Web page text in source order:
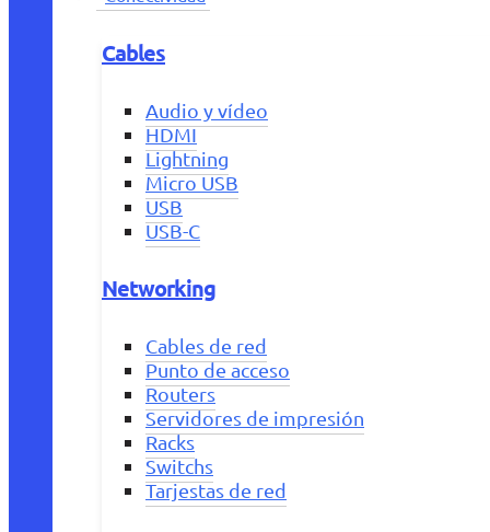
Cables
Audio y vídeo
HDMI
Lightning
Micro USB
USB
USB-C
Networking
Cables de red
Punto de acceso
Routers
Servidores de impresión
Racks
Switchs
Tarjestas de red